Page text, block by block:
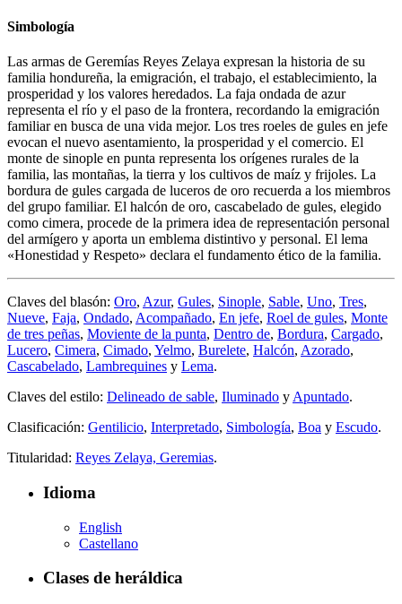
Simbología
Las armas de Geremías Reyes Zelaya expresan la historia de su
familia hondureña, la emigración, el trabajo, el establecimiento, la
prosperidad y los valores heredados. La faja ondada de azur
representa el río y el paso de la frontera, recordando la emigración
familiar en busca de una vida mejor. Los tres roeles de gules en jefe
evocan el nuevo asentamiento, la prosperidad y el comercio. El
monte de sinople en punta representa los orígenes rurales de la
familia, las montañas, la tierra y los cultivos de maíz y frijoles. La
bordura de gules cargada de luceros de oro recuerda a los miembros
del grupo familiar. El halcón de oro, cascabelado de gules, elegido
como cimera, procede de la primera idea de representación personal
del armígero y aporta un emblema distintivo y personal. El lema
«Honestidad y Respeto» declara el fundamento ético de la familia.
Claves del blasón: Oro, Azur, Gules, Sinople, Sable, Uno, Tres,
Nueve, Faja, Ondado, Acompañado, En jefe, Roel de gules, Monte
de tres peñas, Moviente de la punta, Dentro de, Bordura, Cargado,
Lucero, Cimera, Cimado, Yelmo, Burelete, Halcón, Azorado,
Cascabelado, Lambrequines y Lema.
Claves del estilo: Delineado de sable, Iluminado y Apuntado.
Clasificación: Gentilicio, Interpretado, Simbología, Boa y Escudo.
Titularidad: Reyes Zelaya, Geremias.
Idioma
English
Castellano
Clases de heráldica